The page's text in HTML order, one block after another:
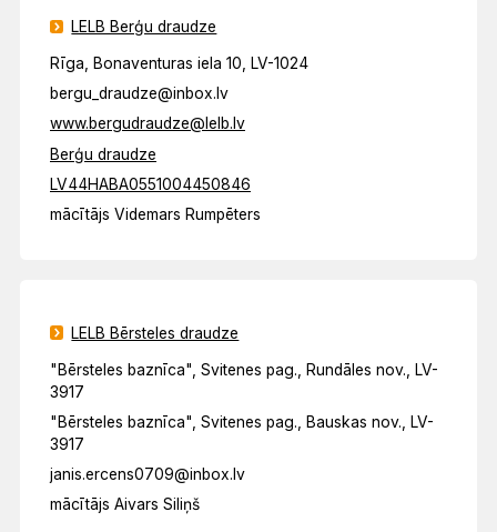
LELB Berģu draudze
Rīga, Bonaventuras iela 10, LV-1024
bergu_draudze@inbox.lv
www.bergudraudze@lelb.lv
Berģu draudze
LV44HABA0551004450846
mācītājs Videmars Rumpēters
LELB Bērsteles draudze
"Bērsteles baznīca", Svitenes pag., Rundāles nov., LV-
3917
"Bērsteles baznīca", Svitenes pag., Bauskas nov., LV-
3917
janis.ercens0709@inbox.lv
mācītājs Aivars Siliņš